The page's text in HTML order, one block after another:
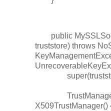
public
truststore) throws
TrustManager
X509TrustManager()